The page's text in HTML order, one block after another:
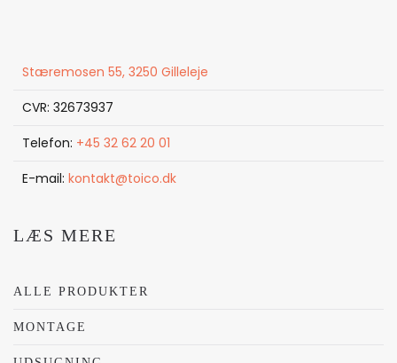
Stæremosen 55, 3250 Gilleleje
CVR: 32673937
Telefon: +45 32 62 20 01
E-mail: kontakt@toico.dk
LÆS MERE
ALLE PRODUKTER
MONTAGE